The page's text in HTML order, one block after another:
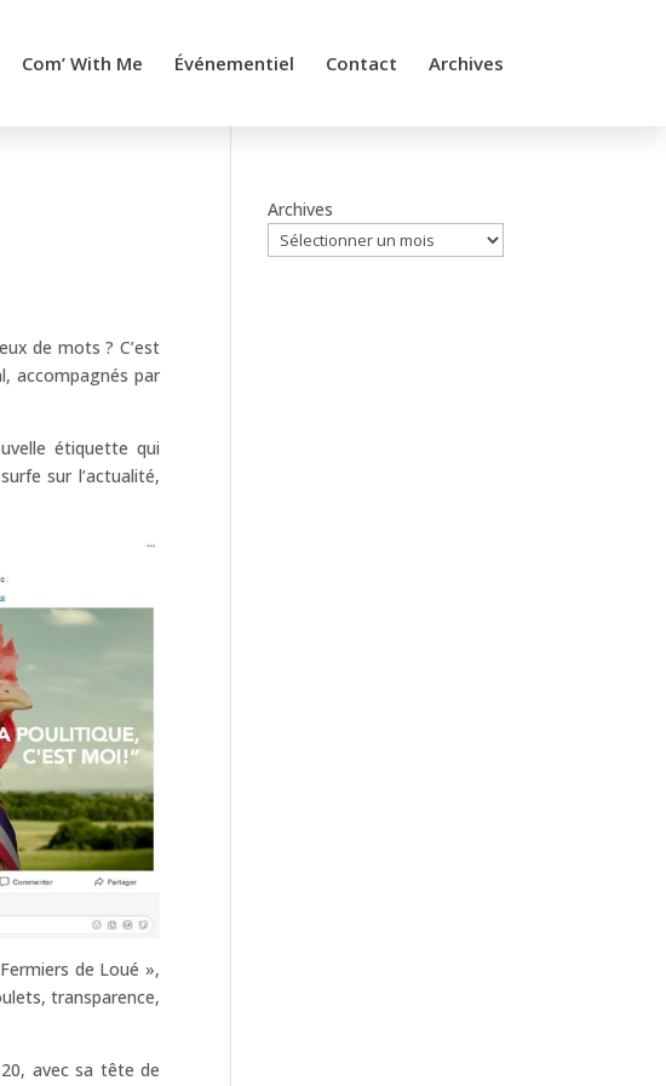
Com’ With Me Événementiel Contact Archives
de mots ? C’est
accompagnés par
étiquette qui
sur l’actualité,
de Loué »,
transparence,
avec sa tête de
Archives